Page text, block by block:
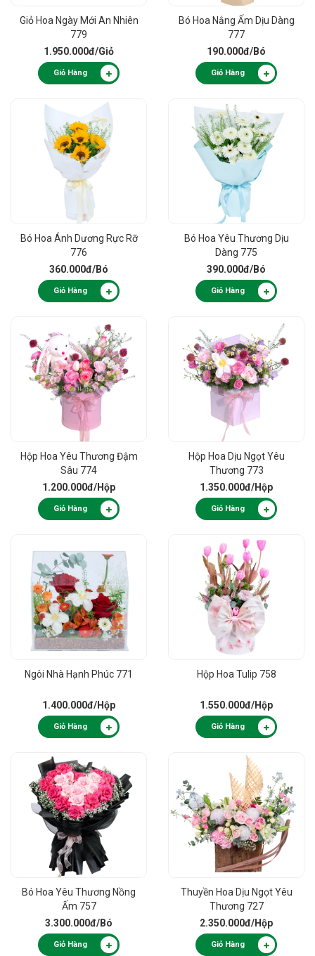
Giỏ Hoa Ngày Mới An Nhiên
779
1.950.000đ/Giỏ
Giỏ Hàng
Bó Hoa Nắng Ấm Dịu Dàng
777
190.000đ/Bó
Giỏ Hàng
Bó Hoa Ánh Dương Rực Rỡ
776
360.000đ/Bó
Giỏ Hàng
Bó Hoa Yêu Thương Dịu
Dàng 775
390.000đ/Bó
Giỏ Hàng
Hộp Hoa Yêu Thương Đậm
Sâu 774
1.200.000đ/Hộp
Giỏ Hàng
Hộp Hoa Dịu Ngọt Yêu
Thương 773
1.350.000đ/Hộp
Giỏ Hàng
Ngôi Nhà Hạnh Phúc 771
1.400.000đ/Hộp
Giỏ Hàng
Hộp Hoa Tulip 758
1.550.000đ/Hộp
Giỏ Hàng
Bó Hoa Yêu Thương Nồng
Ấm 757
3.300.000đ/Bó
Giỏ Hàng
Thuyền Hoa Dịu Ngọt Yêu
Thương 727
2.350.000đ/Hộp
Giỏ Hàng